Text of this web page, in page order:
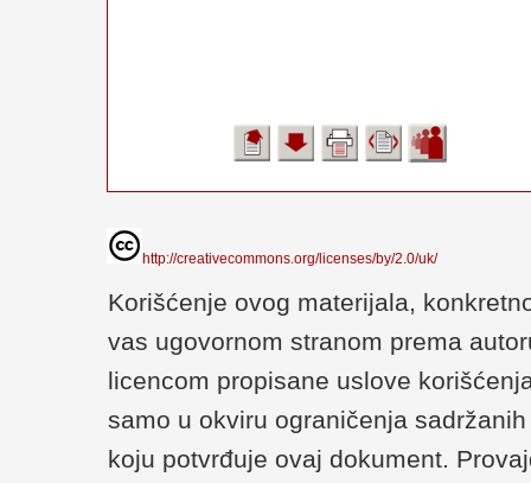
http://creativecommons.org/licenses/by/2.0/uk/
Korišćenje ovog materijala,
vas ugovornom stranom prema
licencom propisane uslove
samo u okviru ograničenja
koju potvrđuje ovaj dokument.